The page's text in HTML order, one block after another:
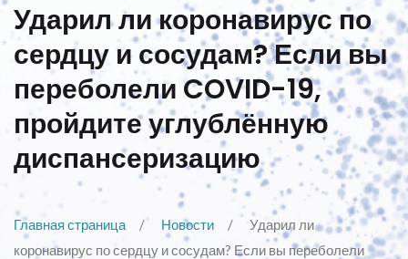
Ударил ли коронавирус по
сердцу и сосудам? Если вы
переболели COVID-19,
пройдите углублённую
диспансеризацию
Главная страница Новости
Ударил ли
коронавирус по сердцу и сосудам? Если вы переболели